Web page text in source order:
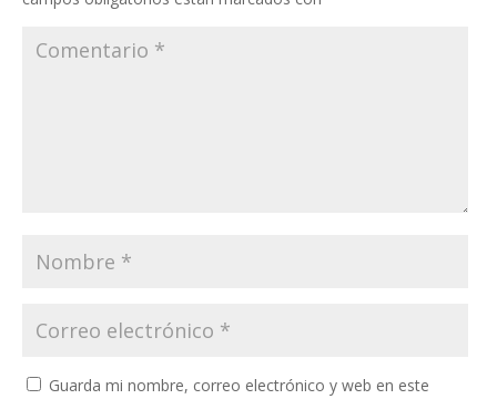
Guarda mi nombre, correo electrónico y web en este